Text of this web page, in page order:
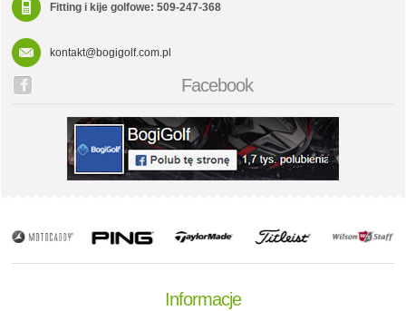
Fitting i kije golfowe: 509-247-368
kontakt@bogigolf.com.pl
Facebook
Informacje